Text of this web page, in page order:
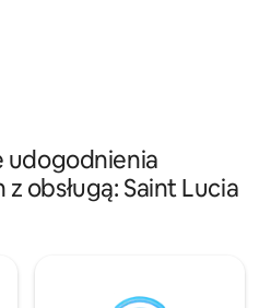
odległości
restauracje i
udogodnienia
obsługą: Saint Lucia